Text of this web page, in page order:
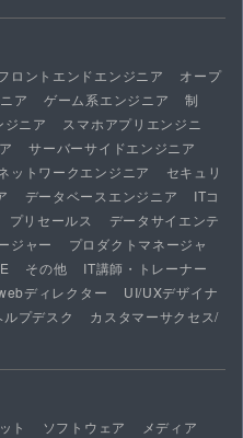
ロントエンドエンジニア
オープ
ア ゲーム系エンジニア
制
ジニア
スマホアプリエンジニ
サーバーサイドエンジニア
ットワークエンジニア
セキュリ
データベースエンジニア
ITコ
プリセールス
データサイエンテ
ジャー
プロダクトマネージャ
その他
IT講師・トレーナー
ディレクター
UI/UXデザイナ
ルプデスク
カスタマーサクセス/
ト ソフトウェア
メディア